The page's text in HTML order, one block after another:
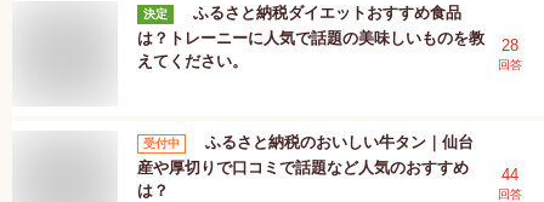
決定
ふるさと納税ダイエットおすすめ食品
は？トレーニーに人気で話題の美味しいものを教
えてください。
28
回答
受付中
ふるさと納税のおいしい牛タン｜仙台
産や厚切りで口コミで話題など人気のおすすめ
は？
44
回答